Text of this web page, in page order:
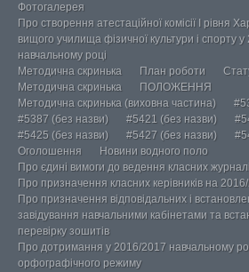
Фотогалерея
Про створення атестаційної комісії І рівня
вищого училища фізичної культури і спорту
навчальному році
Методична скринька
План роботи
Методична скринька
ПОЛОЖЕННЯ
Методична скринька (виховна частина)
#5387 (без назви)
#5421 (без назви)
#5425 (без назви)
#5427 (без назви)
Оголошення
Новини водного поло
Про єдині вимоги до ведення класних
Про призначення класних керівників на
Про призначення відповідальних і
завідування навчальними кабінетами та
перевірку зошитів
Про дотримання у 2016/2017 навчальному
орфографічного режиму